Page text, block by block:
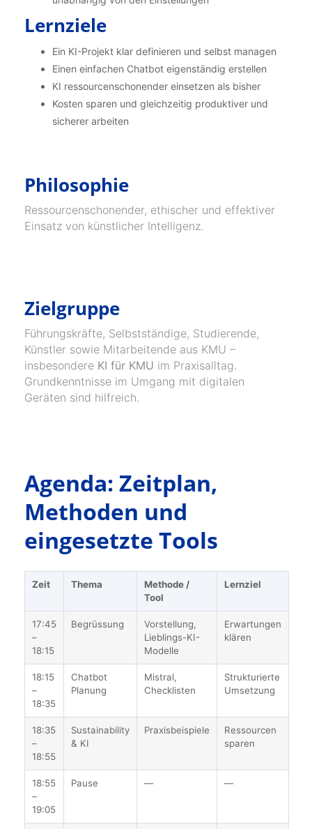
Lernziele
Ein KI-Projekt klar definieren und selbst managen
Einen einfachen Chatbot eigenständig erstellen
KI ressourcenschonender einsetzen als bisher
Kosten sparen und gleichzeitig produktiver und
sicherer arbeiten
Philosophie
Ressourcenschonender, ethischer und effektiver
Einsatz von künstlicher Intelligenz.
Zielgruppe
Führungskräfte, Selbstständige, Studierende,
Künstler sowie Mitarbeitende aus KMU –
insbesondere KI für KMU im Praxisalltag.
Grundkenntnisse im Umgang mit digitalen
Geräten sind hilfreich.
Agenda: Zeitplan,
Methoden und
eingesetzte Tools
Zeit Thema
Methode /
Tool
Lernziel
17:45
–
18:15
Begrüssung
Vorstellung,
Lieblings-KI-
Modelle
Erwartungen
klären
18:15
–
18:35
Chatbot
Planung
Mistral,
Checklisten
Strukturierte
Umsetzung
18:35
–
18:55
Sustainability
& KI
Praxisbeispiele
Ressourcen
sparen
18:55
–
19:05
Pause — —